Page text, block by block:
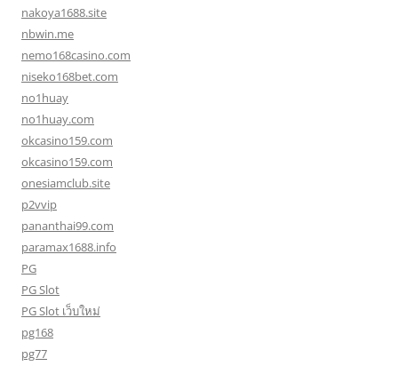
nakoya1688.site
nbwin.me
nemo168casino.com
niseko168bet.com
no1huay
no1huay.com
okcasino159.com
okcasino159.com
onesiamclub.site
p2vvip
pananthai99.com
paramax1688.info
PG
PG Slot
PG Slot เว็บใหม่
pg168
pg77